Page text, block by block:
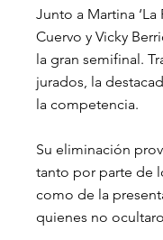
Junto a Martina ‘La
Cuervo y Vicky
la gran semifinal.
jurados, la
la competencia.
Su eliminación
tanto por parte de
como de la
quienes no